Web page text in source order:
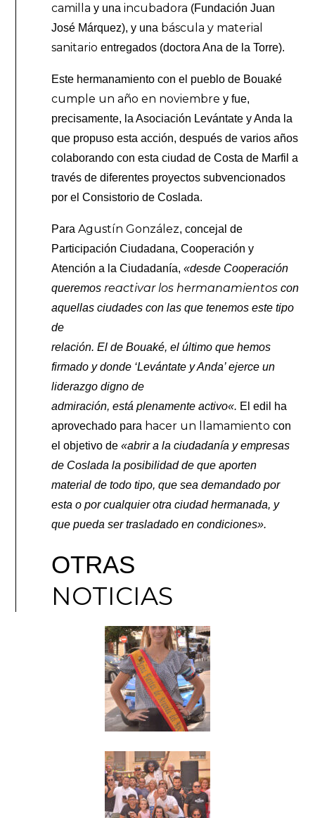
camilla y una incubadora (Fundación Juan
José Márquez), y una báscula y material
sanitario entregados (doctora Ana de la Torre).
Este hermanamiento con el pueblo de Bouaké
cumple un año en noviembre y fue,
precisamente, la Asociación Levántate y Anda la
que propuso esta acción, después de varios años
colaborando con esta ciudad de Costa de Marfil a
través de diferentes proyectos subvencionados
por el Consistorio de Coslada.
ParaAgustín González, concejal de
Participación Ciudadana, Cooperación y
Atención a la Ciudadanía,«desde Cooperación
queremos reactivar los hermanamientos con
aquellas ciudades con las que tenemos este tipo
de
relación. El de Bouaké, el último que hemos
firmado y donde ‘Levántate y Anda’ ejerce un
liderazgo digno de
admiración, está plenamente activo«. El edil ha
aprovechado para hacer un llamamiento con
el objetivo de«abrir a la ciudadanía y empresas
de Coslada la posibilidad de que aporten
material de todo tipo, que sea demandado por
esta o por cualquier otraciudad hermanada, y
que pueda ser trasladado en condiciones».
OTRAS
NOTICIAS